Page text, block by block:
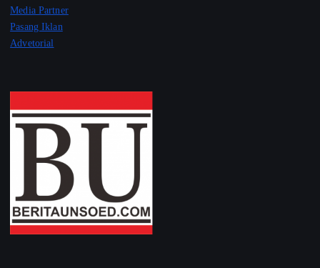
Media Partner
Pasang Iklan
Advetorial